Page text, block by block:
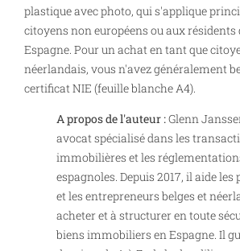
plastique avec photo, qui s'applique
citoyens non européens ou aux résidents
Espagne. Pour un achat en tant que
néerlandais, vous n'avez généralement
certificat NIE (feuille blanche A4).
A propos de l'auteur :Glenn
avocat spécialisé dans les
immobilières et les
espagnoles. Depuis 2017, il aide
et les entrepreneurs belges et
acheter et à structurer en toute
biens immobiliers en Espagne. Il